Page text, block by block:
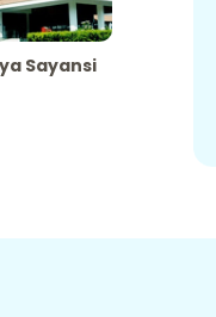
Sayansi